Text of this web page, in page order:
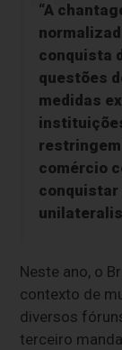
“A
conquista
questões
medidas
comércio
conquistar
Neste ano, o
contexto de
diversos
terceiro